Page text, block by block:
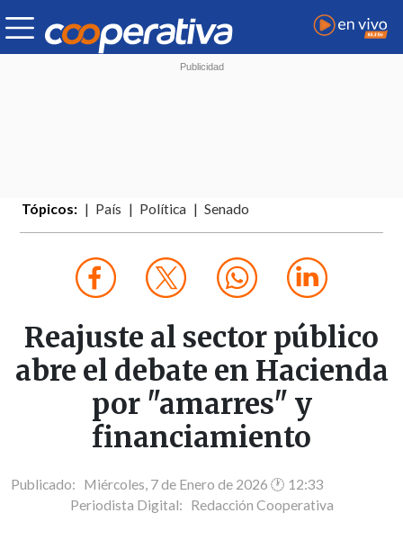
Tópicos: País Política Senado
Reajuste al sector público
abre el debate en Hacienda
por "amarres" y
financiamiento
Publicado: Miércoles, 7 de Enero de 2026 🕐 12:33
Periodista Digital: Redacción Cooperativa